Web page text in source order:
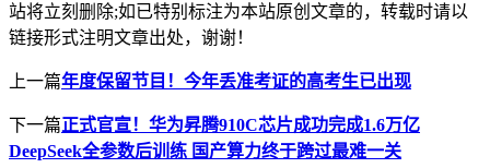
站将立刻删除;如已特别标注为本站原创文章的，转载时请以
链接形式注明文章出处，谢谢！
上一篇年度保留节目！今年丢准考证的高考生已出现
下一篇正式官宣！华为昇腾910C芯片成功完成1.6万亿
DeepSeek全参数后训练 国产算力终于跨过最难一关